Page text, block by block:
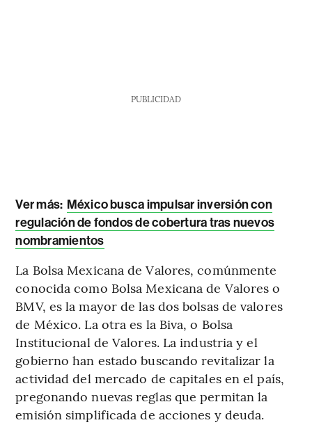
PUBLICIDAD
Ver más: México busca impulsar inversión con
regulación de fondos de cobertura tras nuevos
nombramientos
La Bolsa Mexicana de Valores, comúnmente
conocida como Bolsa Mexicana de Valores o
BMV, es la mayor de las dos bolsas de valores
de México. La otra es la Biva, o Bolsa
Institucional de Valores. La industria y el
gobierno han estado buscando revitalizar la
actividad del mercado de capitales en el país,
pregonando nuevas reglas que permitan la
emisión simplificada de acciones y deuda.